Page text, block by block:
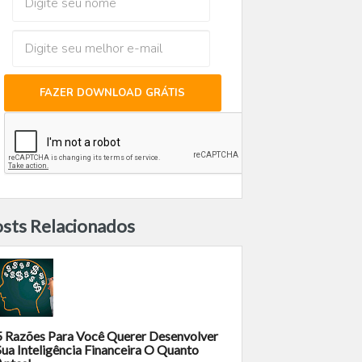
FAZER DOWNLOAD GRÁTIS
Relacionados
Razões Para Você Querer Desenvolver
Inteligência Financeira O Quanto